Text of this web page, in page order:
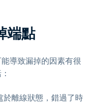
端點
導致漏掉的因素有很
離線狀態，錯過了時